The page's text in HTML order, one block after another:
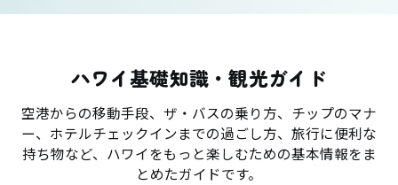
ハワイ基礎知識・観光ガイド
空港からの移動手段、ザ・バスの乗り方、チップのマナ
ー、ホテルチェックインまでの過ごし方、旅行に便利な
持ち物など、ハワイをもっと楽しむための基本情報をま
とめたガイドです。